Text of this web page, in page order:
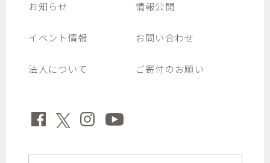
お知らせ
イベント情報
法人について
情報公開
お問い合わせ
ご寄付のお願い